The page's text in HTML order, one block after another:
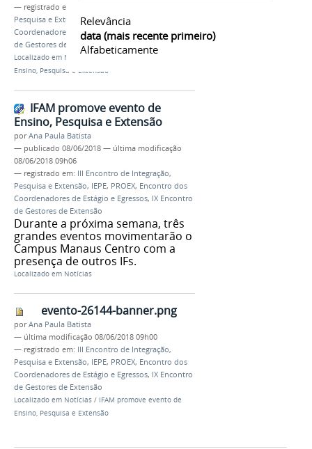
Relevância
data (mais recente primeiro)
Alfabeticamente
— registrado em:
Pesquisa e Extensão,IEPE,PROEX
Coordenadores de Estágio e Egressos ,IX Encontro
de Gestores de Extensão
Localizado em Notícias
Ensino, Pesquisa e Extensão
IFAM promove evento de
Ensino, Pesquisa e Extensão
porAna Paula Batista
— publicado 08/06/2018 — última modificação
08/06/2018 09h06
— registrado em: III Encontro de Integração,
Pesquisa e Extensão, IEPE, PROEX, Encontro dos
Coordenadores de Estágio e Egressos, IX Encontro
de Gestores de Extensão
Durante a próxima semana, três
grandes eventos movimentarão o
Campus Manaus Centro com a
presença de outros IFs.
Localizado em Notícias
evento-26144-banner.png
porAna Paula Batista
— última modificação 08/06/2018 09h00
— registrado em: III Encontro de Integração,
Pesquisa e Extensão, IEPE, PROEX, Encontro dos
Coordenadores de Estágio e Egressos, IX Encontro
de Gestores de Extensão
Localizado em Notícias / IFAM promove evento de
Ensino, Pesquisa e Extensão